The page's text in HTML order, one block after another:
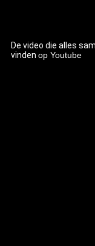
De video die alles
vinden op Youtube